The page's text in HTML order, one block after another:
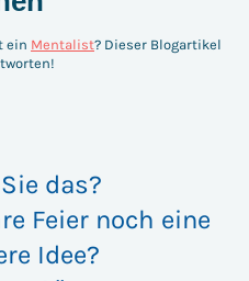
ein Mentalist? Dieser Blogartikel
das?
Feier noch eine
Idee?